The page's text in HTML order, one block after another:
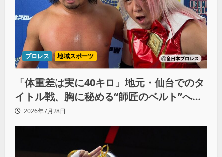
プロレス 地域スポーツ
「体重差は実に40キロ」地元・仙台でのタ
イトル戦、胸に秘める“師匠のベルト”への
想いと同期決戦への決意
2026年7月28日